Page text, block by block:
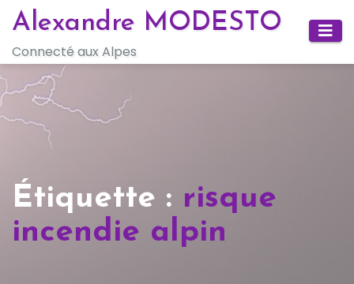
Skip
content
Alexandre MODESTO
Connecté aux Alpes
Étiquette : risque
incendie alpin